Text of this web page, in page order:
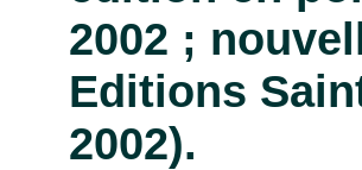
2002 ;
Editions
2002).